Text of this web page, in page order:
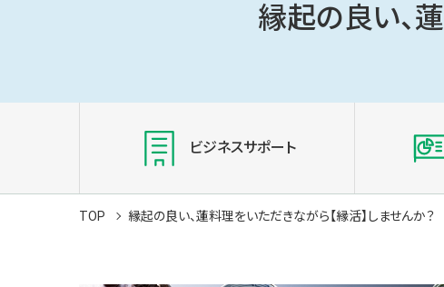
縁起の良い、
ビジネスサポート
TOP 縁起の良い、蓮料理をいただきながら【縁活】しませんか？